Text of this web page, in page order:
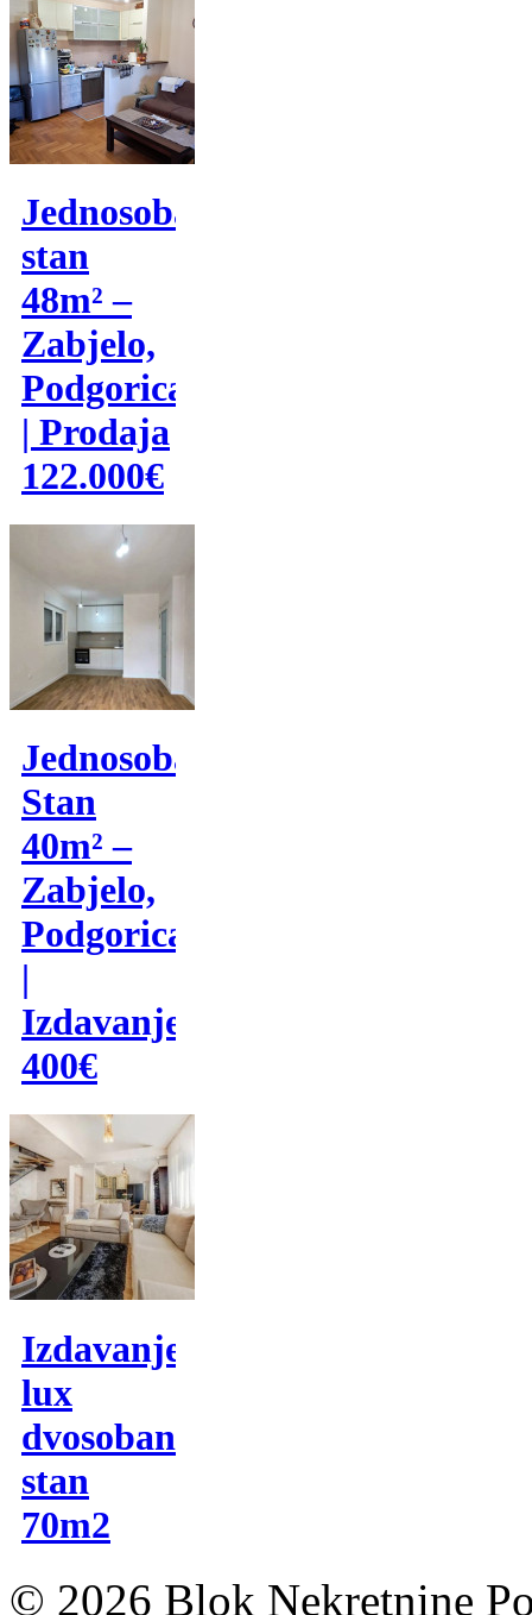
Jednosoban
stan
48m² –
Zabjelo,
Podgorica
| Prodaja
122.000€
Jednosoban
Stan
40m² –
Zabjelo,
Podgorica
|
Izdavanje
400€
Izdavanje,
lux
dvosoban
stan
70m2
© 2026 Blok Nekretnine